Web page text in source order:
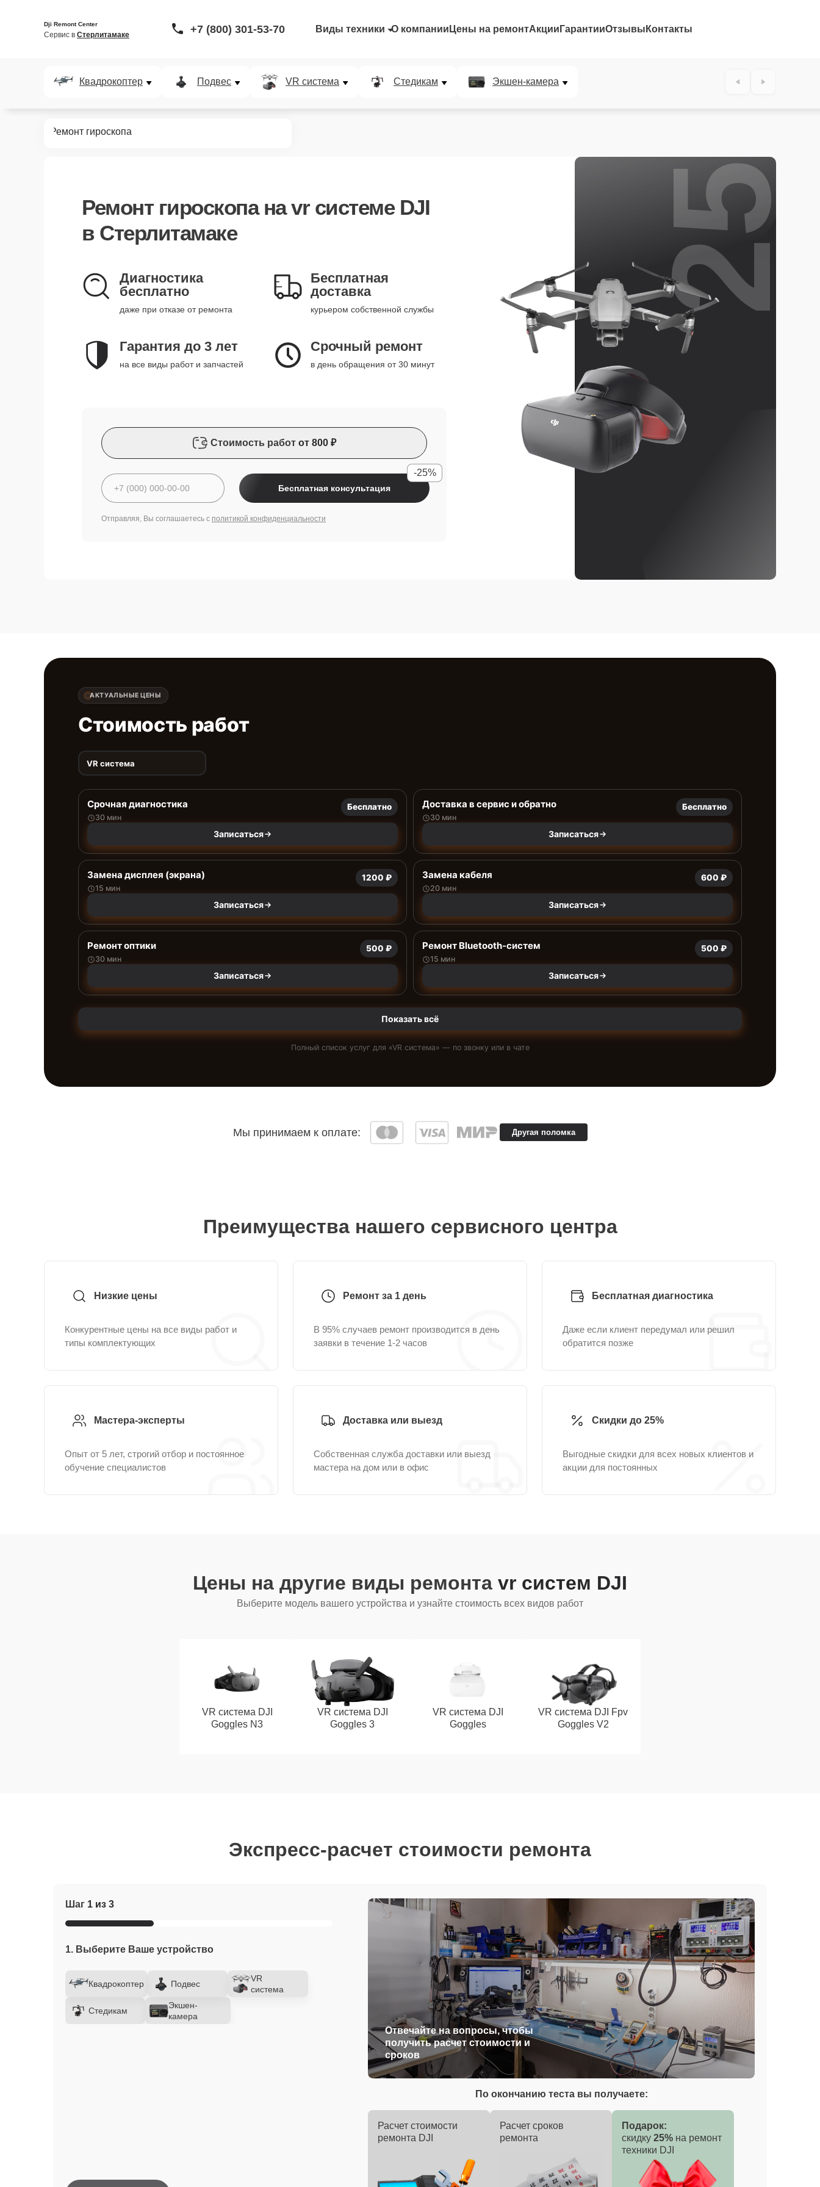
Dji Remont Center
Сервис в Стерлитамаке +7 (800) 301-53-70 Виды техники О компании Цены на ремонтАкции ГарантииОтзывы Контакты
Квадрокоптер Подвес VR система Стедикам Экшен-камера
Ремонт гироскопа
Ремонт гироскопана vr системе DJI
в Стерлитамаке
Диагностика
бесплатно
даже при отказе от ремонта
Бесплатная
доставка
курьером собственной службы
Гарантия до 3 лет
на все виды работ и запчастей
Срочный ремонт
в день обращения от 30 минут
Стоимость работ от 800 ₽
Бесплатная консультация
-25%
Отправляя, Вы соглашаетесь с политикой конфиденциальности
25%
АКТУАЛЬНЫЕ ЦЕНЫ
Стоимость работ
VR система
Срочная диагностика
30 мин
Бесплатно
Записаться
Доставка в сервис и обратно
30 мин
Бесплатно
Записаться
Замена дисплея (экрана)
15 мин
1200 ₽
Записаться
Замена кабеля
20 мин
600 ₽
Записаться
Ремонт оптики
30 мин
500 ₽
Записаться
Ремонт Bluetooth-систем
15 мин
500 ₽
Записаться
Показать всё
Полный список услуг для «VR система» — по звонку или в чате
Мы принимаем к оплате: Другая поломка
Преимущества нашего сервисного центра
Низкие цены
Конкурентные цены на все виды работ и
типы комплектующих
Ремонт за 1 день
В 95% случаев ремонт производится в день
заявки в течение 1-2 часов
Бесплатная диагностика
Даже если клиент передумал или решил
обратится позже
Мастера-эксперты
Опыт от 5 лет, строгий отбор и постоянное
обучение специалистов
Доставка или выезд
Собственная служба доставки или выезд
мастера на дом или в офис
Скидки до 25%
Выгодные скидки для всех новых клиентов и
акции для постоянных
Цены на другие виды ремонта vr систем DJI
Выберите модель вашего устройства и узнайте стоимость всех видов работ
VR система DJI
Goggles N3
VR система DJI
Goggles 3
VR система DJI
Goggles
VR система DJI Fpv
Goggles V2
Экспресс-расчет стоимости ремонта
Шаг 1 из 3
1. Выберите Ваше устройство
Квадрокоптер Подвес
VR
система
Стедикам
Экшен-
камера
Отвечайте на вопросы, чтобы
получить расчет стоимости и
сроков
По окончанию теста вы получаете:
Расчет стоимости
ремонта DJI
Расчет сроков
ремонта
Подарок:
скидку 25% на ремонт
техники DJI